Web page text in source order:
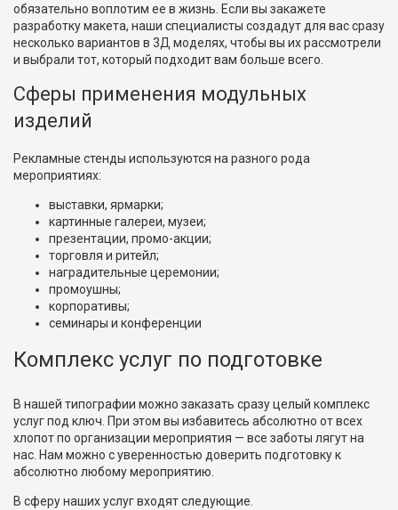
обязательно воплотим ее в жизнь. Если вы закажете
разработку макета, наши специалисты создадут для вас сразу
несколько вариантов в 3Д моделях, чтобы вы их рассмотрели
и выбрали тот, который подходит вам больше всего.
Сферы применения модульных
изделий
Рекламные стенды используются на разного рода
мероприятиях:
выставки, ярмарки;
картинные галереи, музеи;
презентации, промо-акции;
торговля и ритейл;
наградительные церемонии;
промоушны;
корпоративы;
семинары и конференции
Комплекс услуг по подготовке
В нашей типографии можно заказать сразу целый комплекс
услуг под ключ. При этом вы избавитесь абсолютно от всех
хлопот по организации мероприятия — все заботы лягут на
нас. Нам можно с уверенностью доверить подготовку к
абсолютно любому мероприятию.
В сферу наших услуг входят следующие.